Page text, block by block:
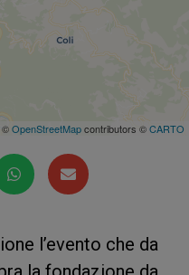
©OpenStreetMapcontributors ©CARTO
l’evento che da